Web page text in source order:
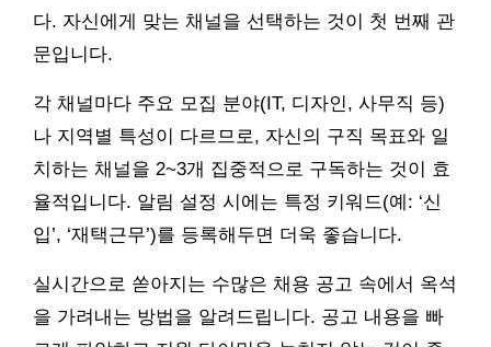
다. 자신에게 맞는 채널을 선택하는 것이 첫 번째 관
문입니다.
각 채널마다 주요 모집 분야(IT, 디자인, 사무직 등)
나 지역별 특성이 다르므로, 자신의 구직 목표와 일
치하는 채널을 2~3개 집중적으로 구독하는 것이 효
율적입니다. 알림 설정 시에는 특정 키워드(예: ‘신
입’, ‘재택근무’)를 등록해두면 더욱 좋습니다.
실시간으로 쏟아지는 수많은 채용 공고 속에서 옥석
을 가려내는 방법을 알려드립니다. 공고 내용을 빠